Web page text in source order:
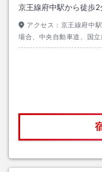
京王線府中駅から徒歩2
アクセス： 京王線府中
場合、中央自動車道、国立